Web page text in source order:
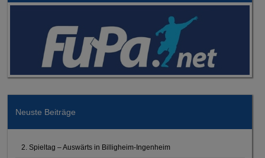
Neuste Beiträge
2. Spieltag – Auswärts in Billigheim-Ingenheim